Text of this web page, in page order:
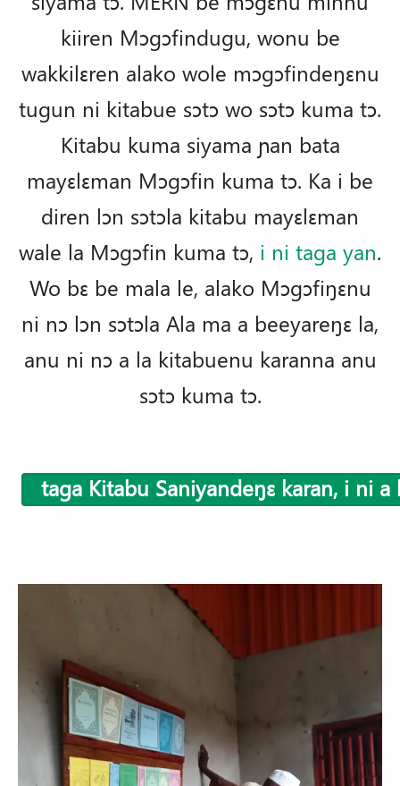
kiiren Mɔgɔfindugu, wonu be
wakkilɛren alako wole mɔgɔfindeŋɛnu
tugun ni kitabue sɔtɔ wo sɔtɔ kuma tɔ.
Kitabu kuma siyama ɲan bata
mayɛlɛman Mɔgɔfin kuma tɔ. Ka i be
diren lɔn sɔtɔla kitabu mayɛlɛman
wale la Mɔgɔfin kuma tɔ, i ni taga yan.
Wo bɛ be mala le, alako Mɔgɔfiŋɛnu
ni nɔ lɔn sɔtɔla Ala ma a beeyareŋɛ la,
anu ni nɔ a la kitabuenu karanna anu
sɔtɔ kuma tɔ.
taga Kitabu Saniyandeŋɛ karan, i ni a